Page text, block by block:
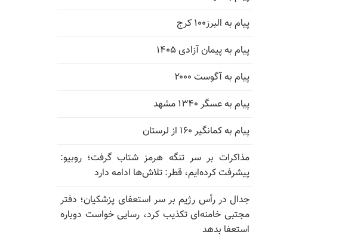
پیام به البرز۱۰۰ کرج
پیام به پیمان آزادی ۱۴۰۵
پیام به آگوست ۲۰۰۰
پیام به عسگر ۱۳۴۰ مشهد
پیام به کمانگیر ۱۶۰ از لرستان
مذاکرات بر سر تنگه هرمز شتاب گرفت؛ روبیو:
پیشرفت کرده‌ایم، قطر: تلاش‌ها ادامه دارد
جدال در رأس رژیم بر سر استعفای پزشکیان؛ دفتر
مجتبی خامنه‌ای تکذیب کرد، رسایی خواست دوباره
استعفا بدهد